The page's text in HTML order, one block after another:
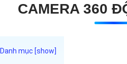
CAMERA 360